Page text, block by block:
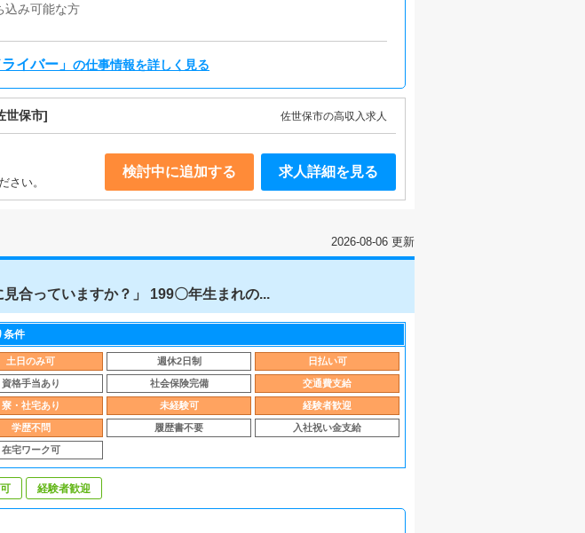
込み可能な方
イバー」 の仕事情報を詳しく見る
世保市] 佐世保市の高収入求人
さい。
検討中に追加する 求人詳細を見る
2026-08-06 更新
合っていますか？」 199〇年生まれの...
条件
土日のみ可 週休2日制 日払い可
資格手当あり 社会保険完備 交通費支給
寮・社宅あり 未経験可 経験者歓迎
学歴不問 履歴書不要 入社祝い金支給
在宅ワーク可
経験者歓迎